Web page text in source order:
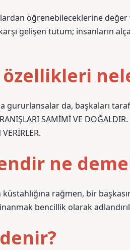
öğrenebileceklerine değer
gelişen tutum; insanların
özellikleri
gururlansalar da, başkaları
SAMİMİ VE DOĞALDIR.
ne
rağmen, bir
bencillik olarak